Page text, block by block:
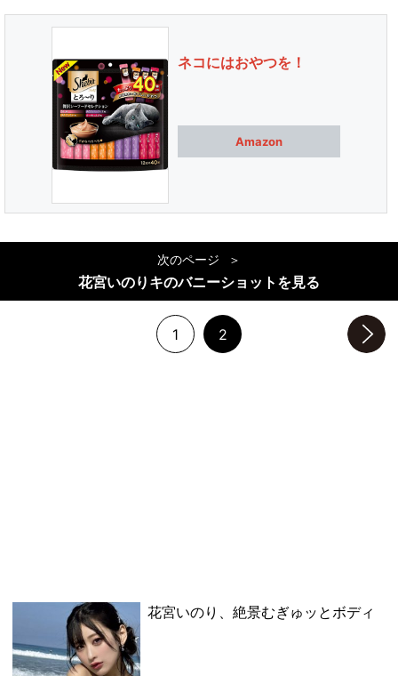
ネコにはおやつを！
Amazon
次のページ
花宮いのりキのバニーショットを見る
1 2
花宮いのり、絶景むぎゅッとボディ